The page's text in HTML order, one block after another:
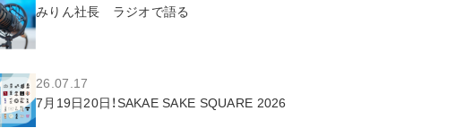
みりん社長 ラジオで語る
26.07.17
7月19日20日！SAKAE SAKE SQUARE 2026